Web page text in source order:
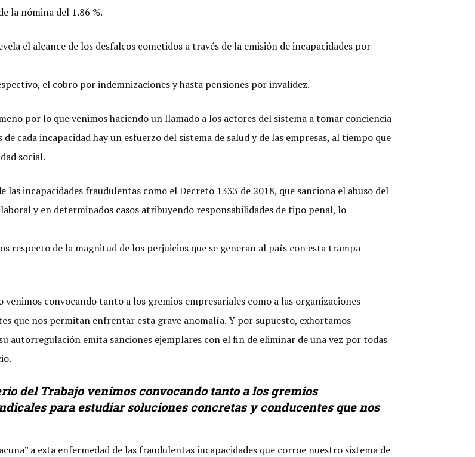
la nómina del 1.86 %.
el alcance de los desfalcos cometidos a través de la emisión de incapacidades por
el cobro por indemnizaciones y hasta pensiones por invalidez.
por lo que venimos haciendo un llamado a los actores del sistema a tomar conciencia
cada incapacidad hay un esfuerzo del sistema de salud y de las empresas, al tiempo que
social.
incapacidades fraudulentas como el Decreto 1333 de 2018, que sanciona el abuso del
y en determinados casos atribuyendo responsabilidades de tipo penal, lo
respecto de la magnitud de los perjuicios que se generan al país con esta trampa
convocando tanto a los gremios empresariales como a las organizaciones
que nos permitan enfrentar esta grave anomalía. Y por supuesto, exhortamos
autorregulación emita sanciones ejemplares con el fin de eliminar de una vez por todas
del Trabajo venimos convocando tanto a los gremios
para estudiar soluciones concretas y conducentes que nos
a esta enfermedad de las fraudulentas incapacidades que corroe nuestro sistema de